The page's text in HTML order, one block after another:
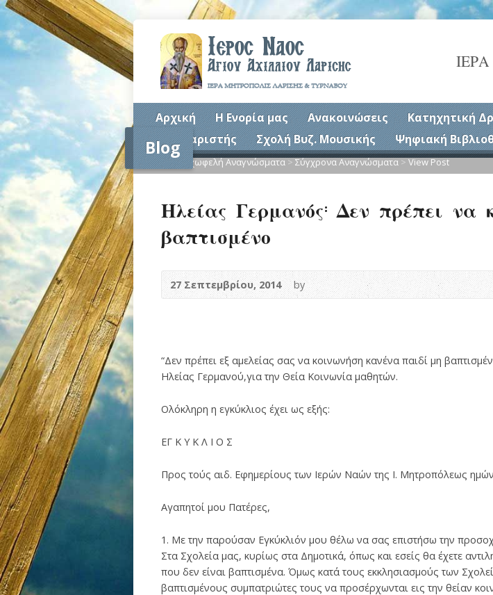
Αρχική Η Ενορία μας Ανακοινώσεις Κατηχητική
Συναξαριστής
Σχολή Βυζ. Μουσικής Ψηφιακή
Blog
>Ψυχωφελή Αναγνώσματα>Σύγχρονα Αναγνώσματα>View Post
Ηλείας Γερμανός: Δεν πρέπει να
βαπτισμένο
27 Σεπτεμβρίου, 2014 by
“Δεν πρέπει εξ αμελείας σας να κοινωνήση κανένα παιδί μη
Ηλείας Γερμανού,για την Θεία Κοινωνία μαθητών.
Ολόκληρη η εγκύκλιος έχει ως εξής:
ΕΓ Κ Υ Κ Λ Ι Ο Σ
Προς τούς αιδ. Εφημερίους των Ιερών Ναών της Ι. Μητροπόλεως ημών
Αγαπητοί μου Πατέρες,
1. Με την παρούσαν Εγκύκλιόν μου θέλω να σας επιστήσω την
Στα Σχολεία μας, κυρίως στα Δημοτικά, όπως και εσείς θα έχετε
που δεν είναι βαπτισμένα. Όμως κατά τους εκκλησιασμούς των
βαπτισμένους συμπατριώτες τους να προσέρχωνται εις την θείαν